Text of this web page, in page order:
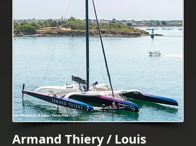
Armand Thiery / Louis